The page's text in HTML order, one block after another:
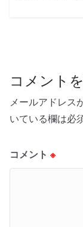
コメント
メールアドレス
いている欄は必
コメント ※